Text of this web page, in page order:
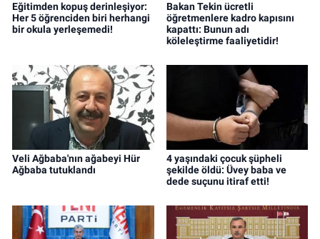
Eğitimden kopuş derinleşiyor:
Her 5 öğrenciden biri herhangi
bir okula yerleşemedi!
Bakan Tekin ücretli
öğretmenlere kadro kapısını
kapattı: Bunun adı
köleleştirme faaliyetidir!
Veli Ağbaba'nın ağabeyi Hür
Ağbaba tutuklandı
4 yaşındaki çocuk şüpheli
şekilde öldü: Üvey baba ve
dede suçunu itiraf etti!